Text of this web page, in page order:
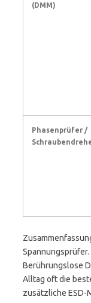
(DMM)
Phasenprüfer /
Berührungslose
Alltag oft die
zusätzliche ESD-